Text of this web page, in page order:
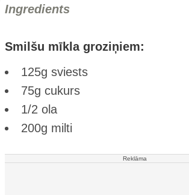
Ingredients
Smilšu mīkla groziņiem:
125g sviests
75g cukurs
1/2 ola
200g milti
Reklāma